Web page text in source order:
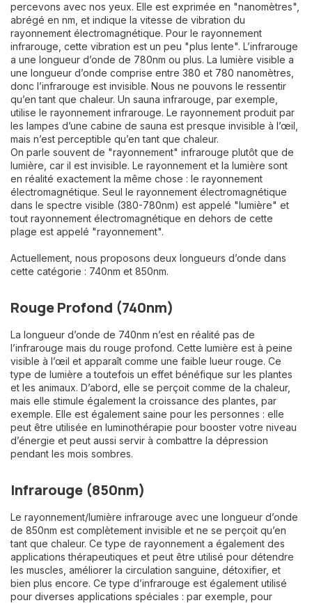
percevons avec nos yeux. Elle est exprimée en "nanomètres",
abrégé en nm, et indique la vitesse de vibration du
rayonnement électromagnétique. Pour le rayonnement
infrarouge, cette vibration est un peu "plus lente". L’infrarouge
a une longueur d’onde de 780nm ou plus. La lumière visible a
une longueur d’onde comprise entre 380 et 780 nanomètres,
donc l’infrarouge est invisible. Nous ne pouvons le ressentir
qu’en tant que chaleur. Un sauna infrarouge, par exemple,
utilise le rayonnement infrarouge. Le rayonnement produit par
les lampes d’une cabine de sauna est presque invisible à l’œil,
mais n’est perceptible qu’en tant que chaleur.
On parle souvent de "rayonnement" infrarouge plutôt que de
lumière, car il est invisible. Le rayonnement et la lumière sont
en réalité exactement la même chose : le rayonnement
électromagnétique. Seul le rayonnement électromagnétique
dans le spectre visible (380-780nm) est appelé "lumière" et
tout rayonnement électromagnétique en dehors de cette
plage est appelé "rayonnement".
Actuellement, nous proposons deux longueurs d’onde dans
cette catégorie : 740nm et 850nm.
Rouge Profond (740nm)
La longueur d’onde de 740nm n’est en réalité pas de
l’infrarouge mais du rouge profond. Cette lumière est à peine
visible à l’œil et apparaît comme une faible lueur rouge. Ce
type de lumière a toutefois un effet bénéfique sur les plantes
et les animaux. D’abord, elle se perçoit comme de la chaleur,
mais elle stimule également la croissance des plantes, par
exemple. Elle est également saine pour les personnes : elle
peut être utilisée en luminothérapie pour booster votre niveau
d’énergie et peut aussi servir à combattre la dépression
pendant les mois sombres.
Infrarouge (850nm)
Le rayonnement/lumière infrarouge avec une longueur d’onde
de 850nm est complètement invisible et ne se perçoit qu’en
tant que chaleur. Ce type de rayonnement a également des
applications thérapeutiques et peut être utilisé pour détendre
les muscles, améliorer la circulation sanguine, détoxifier, et
bien plus encore. Ce type d’infrarouge est également utilisé
pour diverses applications spéciales : par exemple, pour